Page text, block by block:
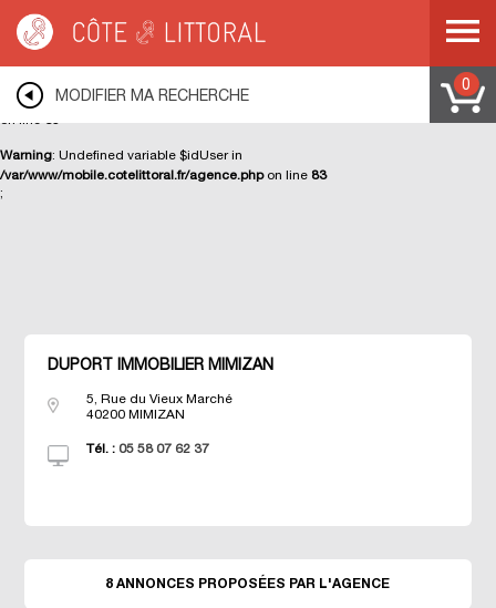
Warning : Undefined variable $ip in/var/www/mobile.cotelittoral.fr/agence.php
on line70
Deprecated
array|string is deprecated in/var/www/cotelittoral.fr/modules/class/visiteur.php
Warning: Undefined variable $idUser in
/var/www/mobile.cotelittoral.fr/agence.phpon line 83
Côte & Littoral
;
MODIFIER MA RECHERCHE
0
DUPORT IMMOBILIER MIMIZAN
5, Rue du Vieux Marché
40200 MIMIZAN
Tél. : 05 58 07 62 37
8 ANNONCES PROPOSÉES PAR L'AGENCE